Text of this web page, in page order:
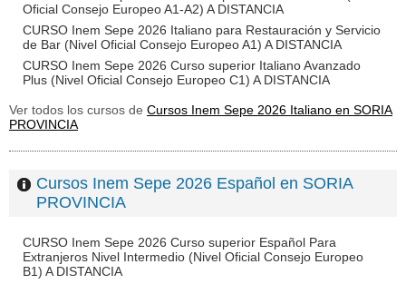
Oficial Consejo Europeo A1-A2) A DISTANCIA
CURSO Inem Sepe 2026 Italiano para Restauración y Servicio
de Bar (Nivel Oficial Consejo Europeo A1) A DISTANCIA
CURSO Inem Sepe 2026 Curso superior Italiano Avanzado
Plus (Nivel Oficial Consejo Europeo C1) A DISTANCIA
Ver todos los cursos de Cursos Inem Sepe 2026 Italiano en SORIA
PROVINCIA
Cursos Inem Sepe 2026 Español en SORIA
PROVINCIA
CURSO Inem Sepe 2026 Curso superior Español Para
Extranjeros Nivel Intermedio (Nivel Oficial Consejo Europeo
B1) A DISTANCIA